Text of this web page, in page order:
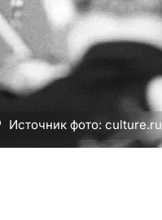
Источник фото: culture.ru